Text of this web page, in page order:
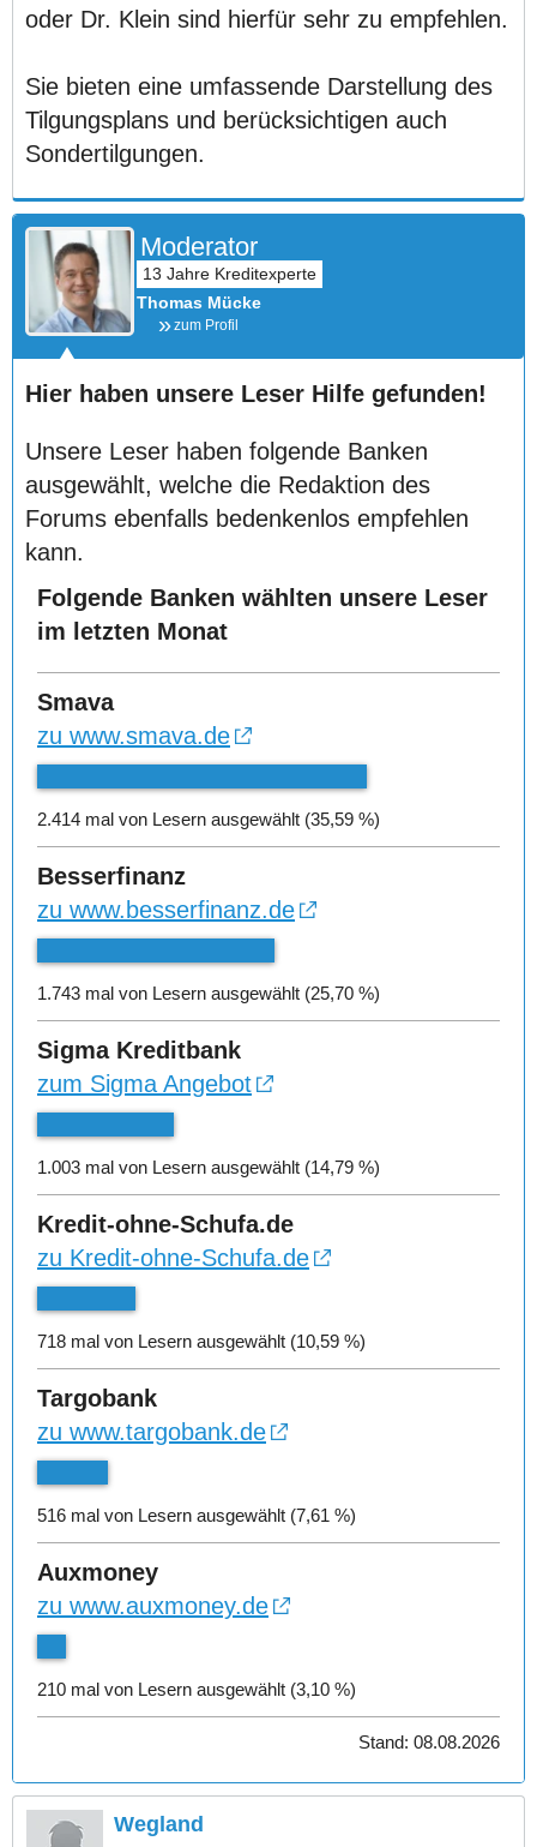
oder Dr. Klein sind hierfür sehr zu empfehlen.
Sie bieten eine umfassende Darstellung des
Tilgungsplans und berücksichtigen auch
Sondertilgungen.
Moderator
Thomas Mücke
zum Profil
Hier haben unsere Leser Hilfe gefunden!
Unsere Leser haben folgende Banken
ausgewählt, welche die Redaktion des
Forums ebenfalls bedenkenlos empfehlen
kann.
Folgende Banken wählten unsere Leser
im letzten Monat
Smava
zu www.smava.de
2.414 mal von Lesern ausgewählt (35,59 %)
Besserfinanz
zu www.besserfinanz.de
1.743 mal von Lesern ausgewählt (25,70 %)
Sigma Kreditbank
zum Sigma Angebot
1.003 mal von Lesern ausgewählt (14,79 %)
Kredit-ohne-Schufa.de
zu Kredit-ohne-Schufa.de
718 mal von Lesern ausgewählt (10,59 %)
Targobank
zu www.targobank.de
516 mal von Lesern ausgewählt (7,61 %)
Auxmoney
zu www.auxmoney.de
210 mal von Lesern ausgewählt (3,10 %)
Stand: 08.08.2026
Wegland